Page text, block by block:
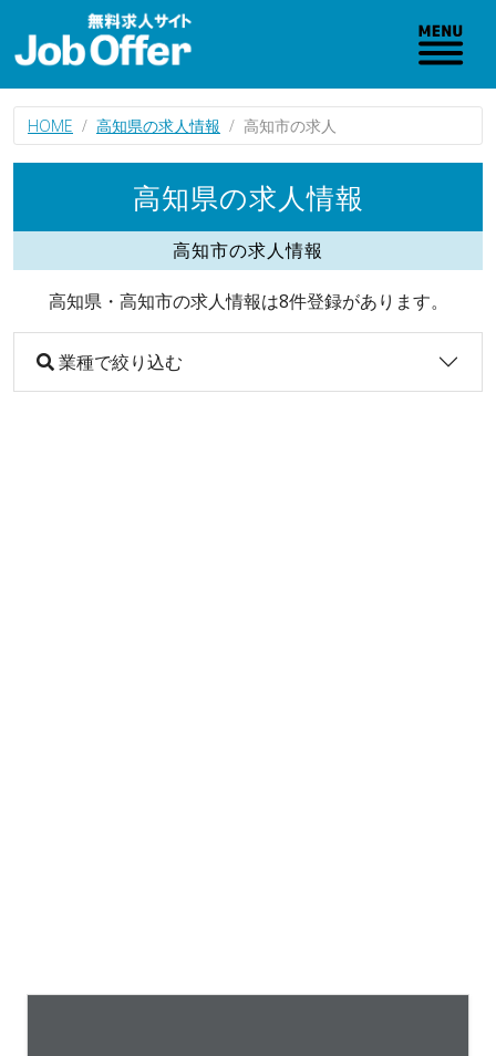
HOME 高知県の求人情報 高知市の求人
高知県の求人情報
高知市の求人情報
高知県・高知市の求人情報は8件登録があります。
業種で絞り込む